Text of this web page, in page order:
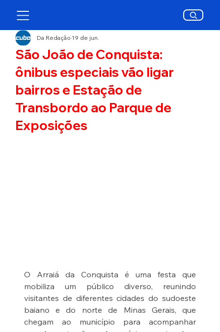
São João de Conquista:
ônibus especiais vão ligar
bairros e Estação de
Transbordo ao Parque de
Exposições
Da Redação19 de jun.
O Arraiá da Conquista é uma festa que
mobiliza um público diverso, reunindo
visitantes de diferentes cidades do sudoeste
baiano e do norte de Minas Gerais, que
chegam ao município para acompanhar